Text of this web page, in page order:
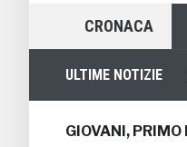
CRONACA
ULTIME NOTIZIE
Viaggi di Gruppo:
GIOVANI, PRIMO